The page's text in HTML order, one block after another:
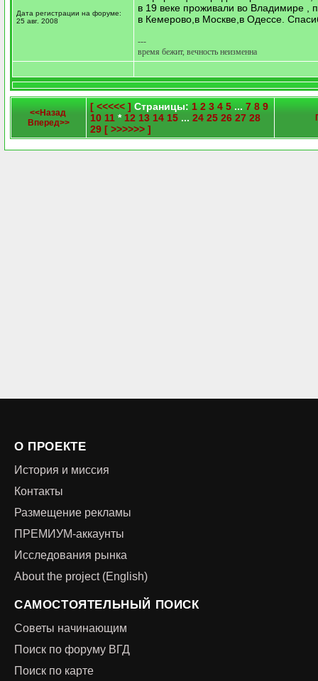
Дата регистрации на форуме:
25 авг. 2008
в 19 веке проживали во Владимире ,
в Кемерово,в Москве,в Одессе.
---
время бежит, вечность неизменна
<<Назад
Вперед>>
[ <<<<< ] Страницы: 1 2 3 4 5 ... 7 8 9
10 11 * 12 13 14 15 ... 24 25 26 27 28
29 [ >>>>>> ]
О ПРОЕКТЕ
История и миссия
Контакты
Размещение рекламы
ПРЕМИУМ-аккаунты
Исследования рынка
About the project (English)
САМОСТОЯТЕЛЬНЫЙ ПОИСК
Советы начинающим
Поиск по форуму ВГД
Поиск по карте